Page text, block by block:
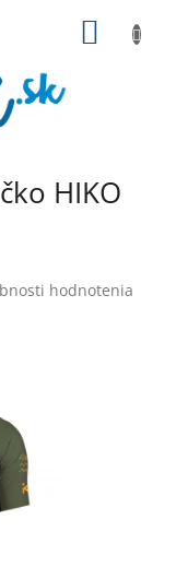
HIKO
hodnotenia